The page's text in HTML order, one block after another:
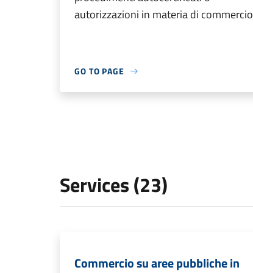
autorizzazioni in materia di commercio
GO TO PAGE
Services (23)
Commercio su aree pubbliche in